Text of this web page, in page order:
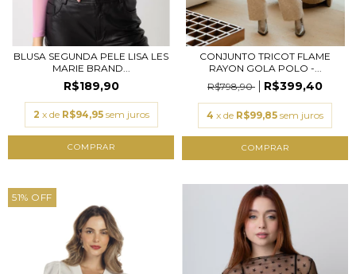
BLUSA SEGUNDA PELE LISA LES
MARIE BRAND...
R$189,90
2 x de R$94,95 sem juros
COMPRAR
CONJUNTO TRICOT FLAME
RAYON GOLA POLO -...
R$798,90
R$399,40
4 x de R$99,85 sem juros
COMPRAR
51% OFF